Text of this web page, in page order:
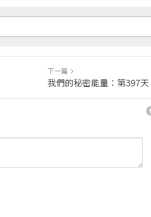
下一篇
我們的秘密能量：第397天